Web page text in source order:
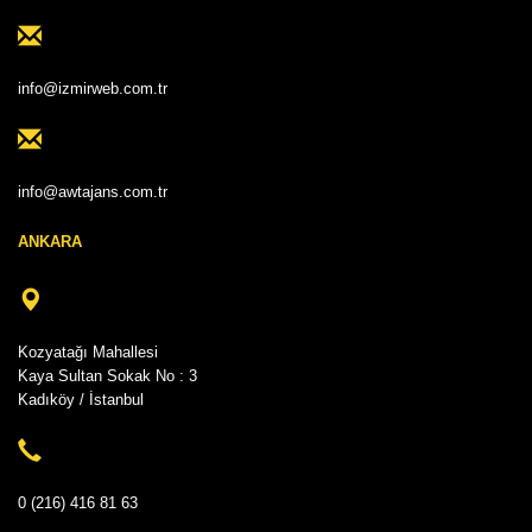
info@izmirweb.com.tr
info@awtajans.com.tr
ANKARA
Kozyatağı Mahallesi
Kaya Sultan Sokak No : 3
Kadıköy / İstanbul
0 (216) 416 81 63